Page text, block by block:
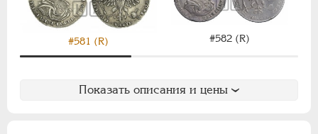
#581 (R) #582 (R)
Показать описания и цены